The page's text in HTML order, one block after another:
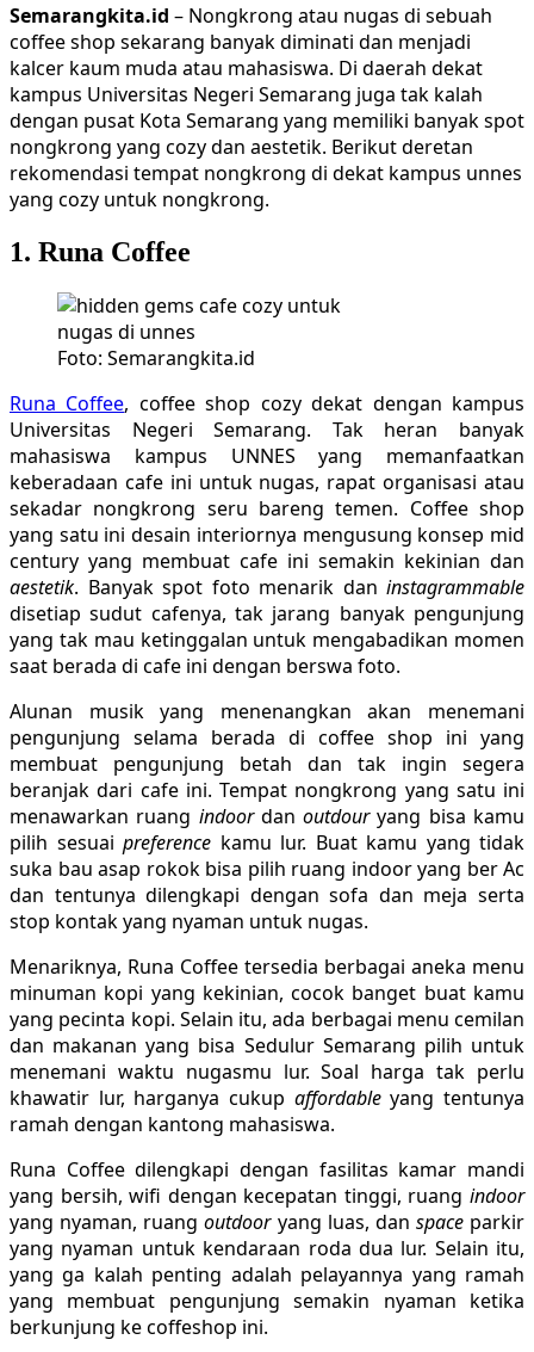
Semarangkita.id – Nongkrong atau nugas di sebuah
coffee shop sekarang banyak diminati dan menjadi
kalcer kaum muda atau mahasiswa. Di daerah dekat
kampus Universitas Negeri Semarang juga tak kalah
dengan pusat Kota Semarang yang memiliki banyak spot
nongkrong yang cozy dan aestetik. Berikut deretan
rekomendasi tempat nongkrong di dekat kampus unnes
yang cozy untuk nongkrong.
1. Runa Coffee
Foto: Semarangkita.id
Runa Coffee, coffee shop cozy dekat dengan kampus
Universitas Negeri Semarang. Tak heran banyak
mahasiswa kampus UNNES yang memanfaatkan
keberadaan cafe ini untuk nugas, rapat organisasi atau
sekadar nongkrong seru bareng temen. Coffee shop
yang satu ini desain interiornya mengusung konsep mid
century yang membuat cafe ini semakin kekinian dan
aestetik. Banyak spot foto menarik dan instagrammable
disetiap sudut cafenya, tak jarang banyak pengunjung
yang tak mau ketinggalan untuk mengabadikan momen
saat berada di cafe ini dengan berswa foto.
Alunan musik yang menenangkan akan menemani
pengunjung selama berada di coffee shop ini yang
membuat pengunjung betah dan tak ingin segera
beranjak dari cafe ini. Tempat nongkrong yang satu ini
menawarkan ruang indoordanoutdouryang bisa kamu
pilih sesuai preference kamu lur. Buat kamu yang tidak
suka bau asap rokok bisa pilih ruang indoor yang ber Ac
dan tentunya dilengkapi dengan sofa dan meja serta
stop kontak yang nyaman untuk nugas.
Menariknya, Runa Coffee tersedia berbagai aneka menu
minuman kopi yang kekinian, cocok banget buat kamu
yang pecinta kopi. Selain itu, ada berbagai menu cemilan
dan makanan yang bisa Sedulur Semarang pilih untuk
menemani waktu nugasmu lur. Soal harga tak perlu
khawatir lur, harganya cukup affordableyang tentunya
ramah dengan kantong mahasiswa.
Runa Coffee dilengkapi dengan fasilitas kamar mandi
yang bersih, wifi dengan kecepatan tinggi, ruang indoor
yang nyaman, ruangoutdooryang luas, dan spaceparkir
yang nyaman untuk kendaraan roda dua lur. Selain itu,
yang ga kalah penting adalah pelayannya yang ramah
yang membuat pengunjung semakin nyaman ketika
berkunjung ke coffeshop ini.